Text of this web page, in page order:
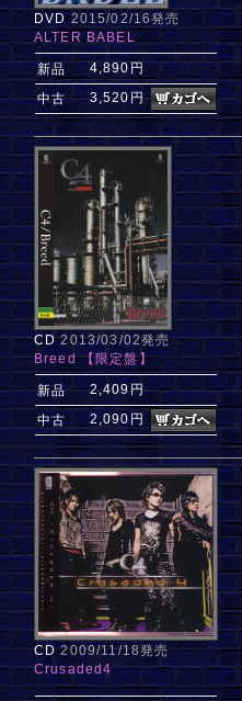
DVD2015/02/16発売
ALTER BABEL
新品 4,890円
中古 3,520円
CD2013/03/02発売
Breed 【限定盤】
新品 2,409円
中古 2,090円
CD2009/11/18発売
Crusaded4